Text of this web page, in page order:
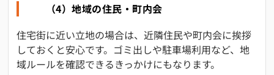
（4）地域の住民・町内会
住宅街に近い立地の場合は、近隣住民や町内会に挨拶
しておくと安心です。ゴミ出しや駐車場利用など、地
域ルールを確認できるきっかけにもなります。